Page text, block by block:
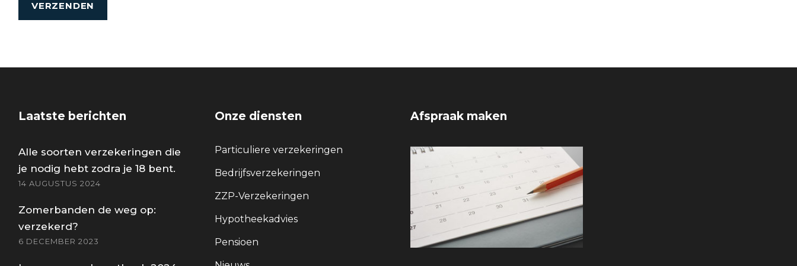
Laatste berichten
Alle soorten verzekeringen die
je nodig hebt zodra je 18 bent.
14 AUGUSTUS 2024
Zomerbanden de weg op:
verzekerd?
6 DECEMBER 2023
Onze diensten
Particuliere verzekeringen
Bedrijfsverzekeringen
ZZP-Verzekeringen
Hypotheekadvies
Pensioen
Afspraak maken